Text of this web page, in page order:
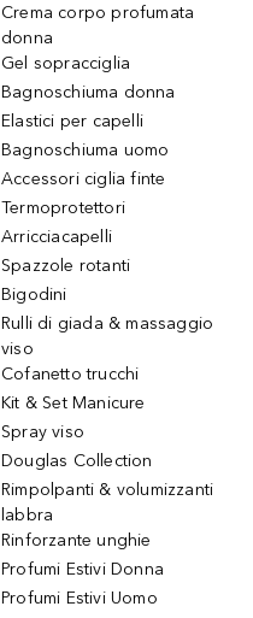
Crema corpo profumata
donna
Gel sopracciglia
Bagnoschiuma donna
Elastici per capelli
Bagnoschiuma uomo
Accessori ciglia finte
Termoprotettori
Arricciacapelli
Spazzole rotanti
Bigodini
Rulli di giada & massaggio
viso
Cofanetto trucchi
Kit & Set Manicure
Spray viso
Douglas Collection
Rimpolpanti & volumizzanti
labbra
Rinforzante unghie
Profumi Estivi Donna
Profumi Estivi Uomo